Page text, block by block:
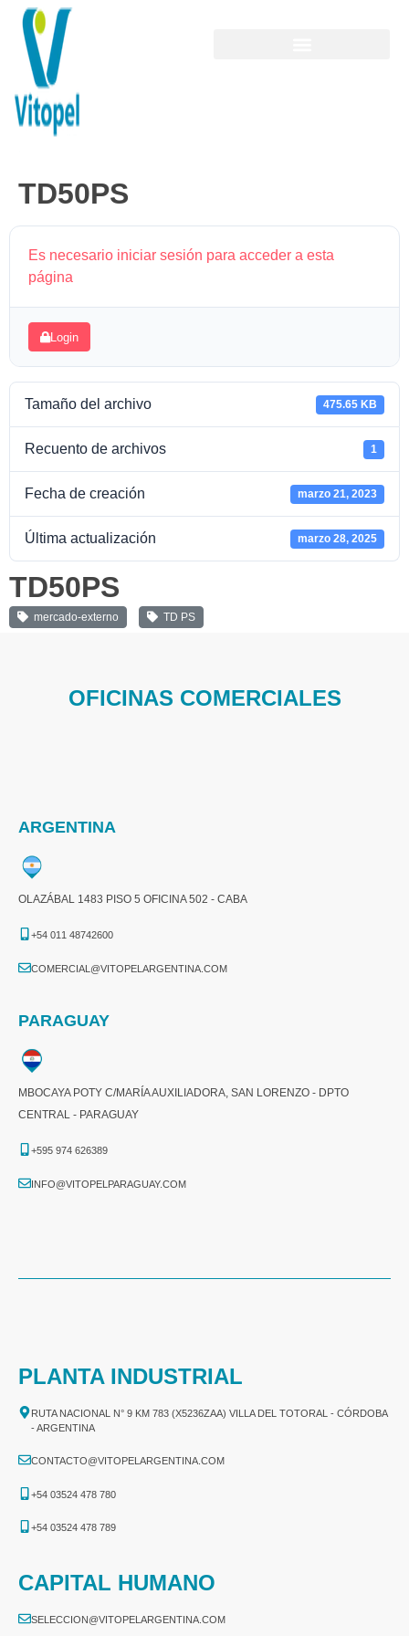
TD50PS
Es necesario iniciar sesión para acceder a esta
página
Login
Tamaño del archivo 475.65 KB
Recuento de archivos 1
Fecha de creación marzo 21, 2023
Última actualización marzo 28, 2025
TD50PS
mercado-externo TD PS
OFICINAS COMERCIALES
ARGENTINA
OLAZÁBAL 1483 PISO 5 OFICINA 502 - CABA
+54 011 48742600​
COMERCIAL@VITOPELARGENTINA.COM​
PARAGUAY
MBOCAYA POTY C/MARÍA AUXILIADORA, SAN LORENZO - DPTO
CENTRAL - PARAGUAY
+595 974 626389
INFO@VITOPELPARAGUAY.COM
PLANTA INDUSTRIAL
RUTA NACIONAL N° 9 KM 783 (X5236ZAA) VILLA DEL TOTORAL - CÓRDOBA
- ARGENTINA
CONTACTO@VITOPELARGENTINA.COM
+54 03524 478 780​
+54 03524 478 789​
CAPITAL HUMANO
SELECCION@VITOPELARGENTINA.COM